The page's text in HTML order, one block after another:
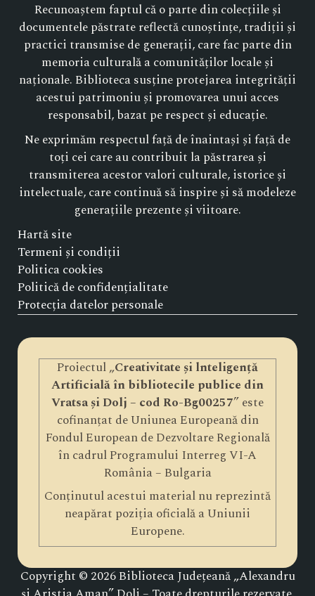
Recunoaștem faptul că o parte din colecțiile și
documentele păstrate reflectă cunoștințe, tradiții și
practici transmise de generații, care fac parte din
memoria culturală a comunităților locale și
naționale. Biblioteca susține protejarea integrității
acestui patrimoniu și promovarea unui acces
responsabil, bazat pe respect și educație.
Ne exprimăm respectul față de înaintași și față de
toți cei care au contribuit la păstrarea și
transmiterea acestor valori culturale, istorice și
intelectuale, care continuă să inspire și să modeleze
generațiile prezente și viitoare.
Hartă site
Termeni și condiții
Politica cookies
Politică de confidențialitate
Protecția datelor personale
Proiectul „Creativitate și lnteligență
Artificială în bibliotecile publice din
Vratsa și Dolj – cod Ro-Bg00257” este
cofinanțat de Uniunea Europeană din
Fondul European de Dezvoltare Regională
în cadrul Programului Interreg VI-A
România – Bulgaria
Conținutul acestui material nu reprezintă
neapărat poziția oficială a Uniunii
Europene.
Copyright © 2026 Biblioteca Județeană „Alexandru